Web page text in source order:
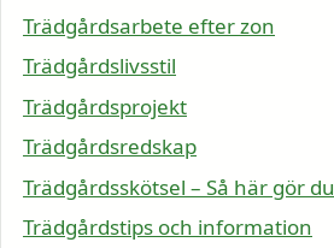
Trädgårdsarbete efter zon
Trädgårdslivsstil
Trädgårdsprojekt
Trädgårdsredskap
Trädgårdsskötsel – Så här gör du
Trädgårdstips och information